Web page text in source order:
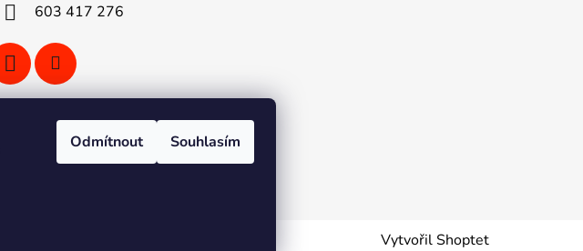
Odmítnout Souhlasím
603 417 276
Vytvořil Shoptet